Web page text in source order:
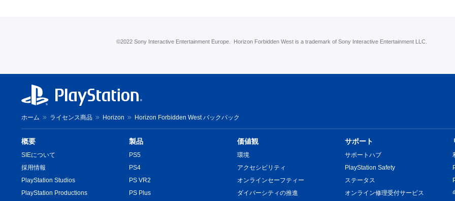
©2022 Sony Interactive Entertainment Europe. Horizon Forbidden West is a trademark of Sony Interactive Entertainment LLC.
ホーム ライセンス商品 Horizon Horizon Forbidden West バックパック
概要
SIEについて
採用情報
PlayStation Studios
PlayStation Productions
製品
PS5
PS4
PS VR2
PS Plus
価値観
環境
アクセシビリティ
オンラインセーフティー
ダイバーシティの推進
サポート
サポートハブ
PlayStation Safety
ステータス
オンライン修理受付サービス